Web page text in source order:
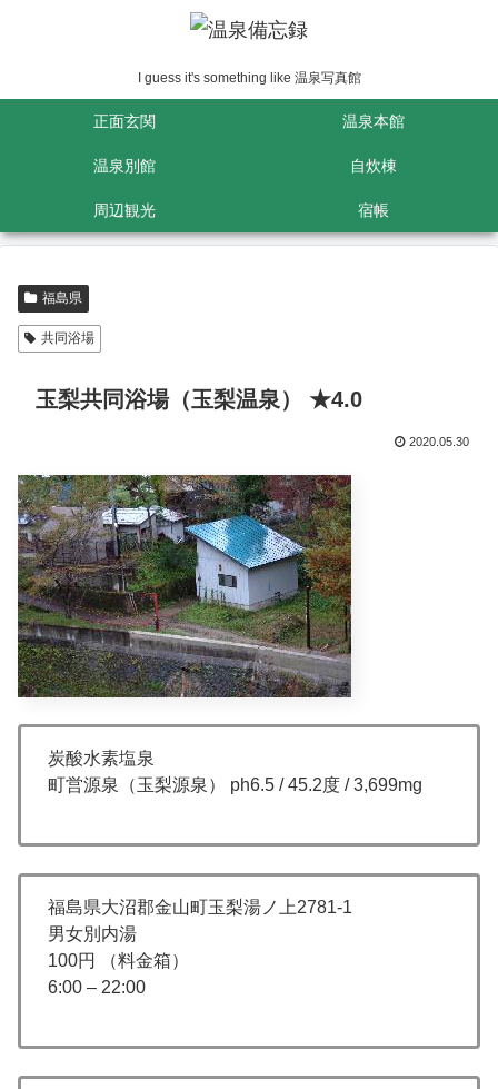
I guess it's something like 温泉写真館
正面玄関 温泉本館
温泉別館 自炊棟
周辺観光 宿帳
福島県
共同浴場
玉梨共同浴場（玉梨温泉） ★4.0
2020.05.30
炭酸水素塩泉
町営源泉（玉梨源泉） ph6.5 / 45.2度 / 3,699mg
福島県大沼郡金山町玉梨湯ノ上2781-1
男女別内湯
100円 （料金箱）
6:00 – 22:00